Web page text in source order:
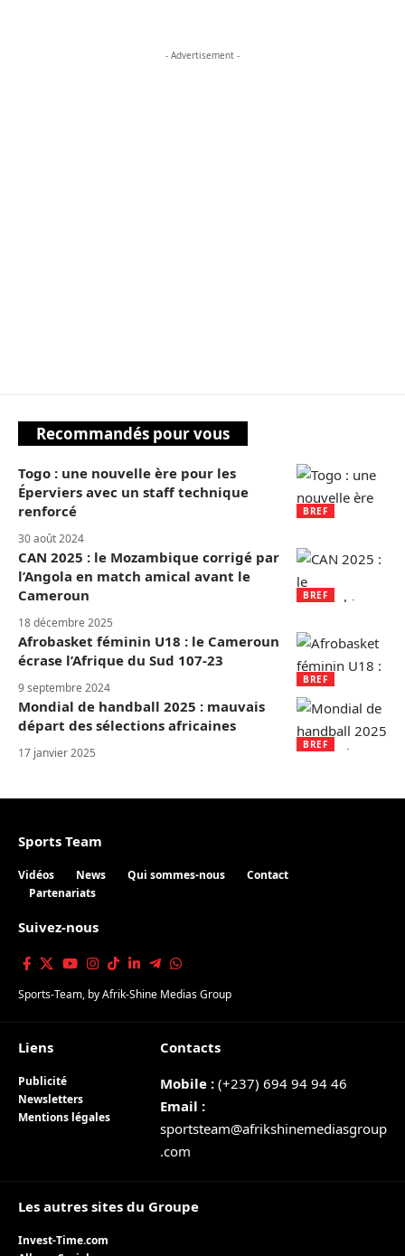
- Advertisement -
Recommandés pour vous
BREF
Togo : une nouvelle ère pour les
Éperviers avec un staff technique
renforcé
30 août 2024
BREF
CAN 2025 : le Mozambique corrigé par
l’Angola en match amical avant le
Cameroun
18 décembre 2025
BREF
Afrobasket féminin U18 : le Cameroun
écrase l’Afrique du Sud 107-23
9 septembre 2024
BREF
Mondial de handball 2025 : mauvais
départ des sélections africaines
17 janvier 2025
Sports Team
Vidéos News Qui sommes-nous
Contact
Partenariats
Suivez-nous
Sports-Team, byAfrik-Shine Medias Group
Liens
Publicité
Newsletters
Mentions légales
Contacts
Mobile : (+237) 694 94 94 46
Email :
sportsteam@afrikshinemediasgroup
.com
Les autres sites du Groupe
Invest-Time.com